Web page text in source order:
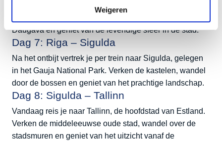
Weigeren
Vandaag reis je naar Riga, de hoofdstad van Letland.
Daugava en geniet van de levendige sfeer in de stad.
Dag 7: Riga – Sigulda
Na het ontbijt vertrek je per trein naar Sigulda, gelegen
in het Gauja National Park. Verken de kastelen, wandel
door de bossen en geniet van het prachtige landschap.
Dag 8: Sigulda – Tallinn
Vandaag reis je naar Tallinn, de hoofdstad van Estland.
Verken de middeleeuwse oude stad, wandel over de
stadsmuren en geniet van het uitzicht vanaf de